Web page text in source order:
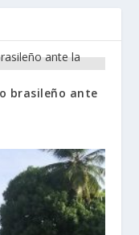
brasileño ante